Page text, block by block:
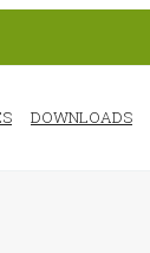
DOWNLOADS